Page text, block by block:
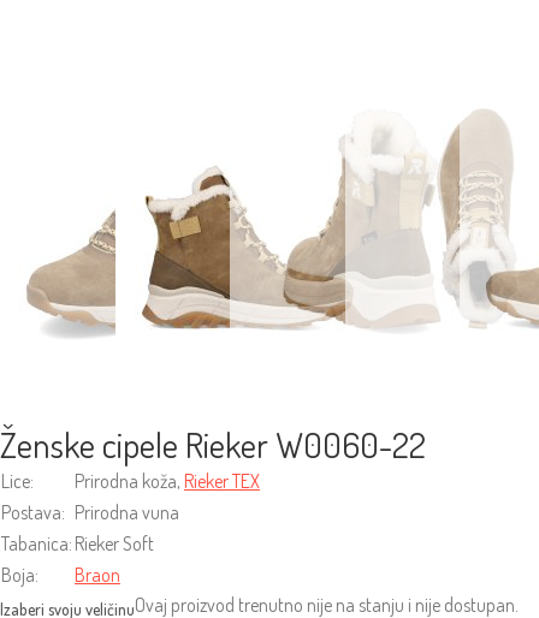
Ženske cipele Rieker W0060-22
Lice: Prirodna koža, Rieker TEX
Postava: Prirodna vuna
Tabanica: Rieker Soft
Boja:
Braon
Ovaj proizvod trenutno nije na stanju i nije dostupan.